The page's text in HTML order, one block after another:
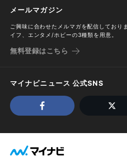
メールマガジン
ご興味に合わせたメルマガを配信しており
イフ、エンタメ/ホビーの3種類を用意。
無料登録はこちら
マイナビニュース 公式SNS